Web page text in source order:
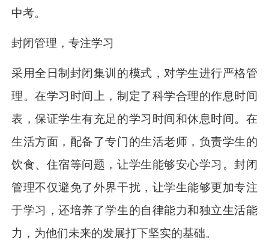
中考。
封闭管理，专注学习
采用全日制封闭集训的模式，对学生进行严格管
理。在学习时间上，制定了科学合理的作息时间
表，保证学生有充足的学习时间和休息时间。在
生活方面，配备了专门的生活老师，负责学生的
饮食、住宿等问题，让学生能够安心学习。封闭
管理不仅避免了外界干扰，让学生能够更加专注
于学习，还培养了学生的自律能力和独立生活能
力，为他们未来的发展打下坚实的基础。